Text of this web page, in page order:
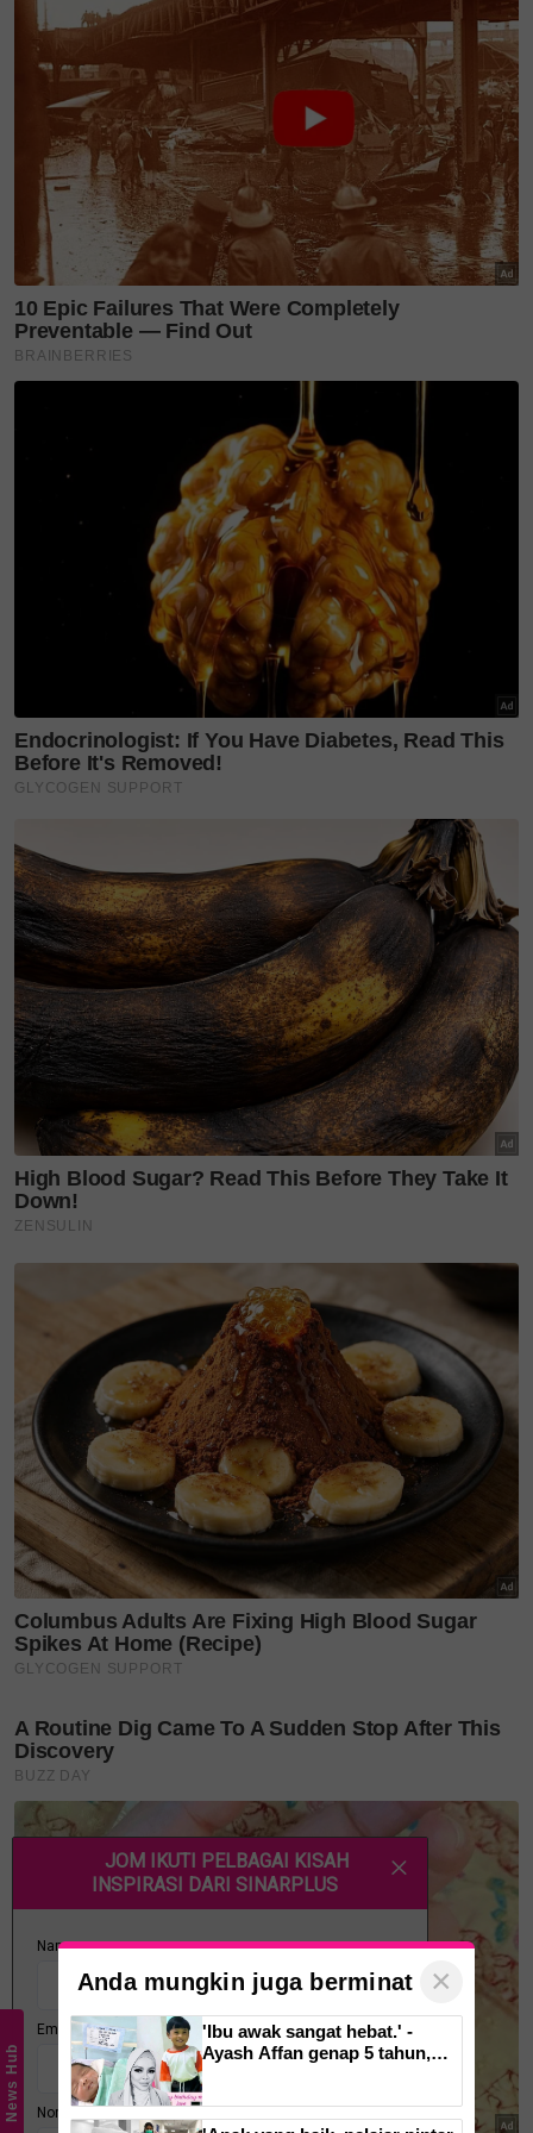
advanced stage kerana kebanyakan pesakit pada
peringkat awal tidak mengalami simptom yang
ketara.
Pada mulanya, mereka mungkin hanya berasa lebih
letih daripada biasa, tetapi ramai yang
menganggapnya perkara biasa. Ada juga yang
mengalami perubahan kecil dalam tabiat membuang
air besar.
Contohnya, seseorang yang biasanya lawas tiba-tiba
mengalami sembelit atau ciritbirit yang
Bagi sesetengah orang, mereka boleh membuang air
besar setiap hari, tetapi kadangkala coraknya
berubah. Contohnya, mereka mungkin mengalami
sembelit selama dua hingga tiga hari atau
merasakan sakit ketika membuang air besar.
Namun, kebanyakan mereka hanya menganggapnya
sebagai kesan stres atau keletihan kerja dan tidak
menyedari bahawa ini mungkin tanda awal kanser
kolon. Inilah sebabnya ramai pesakit tidak
menyedari mereka menghidap kanser sehingga ia
sudah berada pada tahap yang lebih serius.
Mereka tidak mempunyai kesedaran bahawa
perubahan ini sebenarnya adalah tanda-tanda yang
luar biasa dan memerlukan pemeriksaan lanjut oleh
doktor. Ujian yang biasa dilakukan jika kita
mengesyaki kanser kolon ialah kolonoskopi.
Sebenarnya, prosedur ini tidaklah menakutkan
seperti yang disangka. Ini kerana pesakit biasanya
diberikan ubat pelali untuk tidur seketika, jadi
mereka berasa selesa dan tidak terlalu sedar semasa
prosedur berlangsung.
KANSER kolon atau rektum biasanya bermula daripada polip,
iaitu pertumbuhan kecil pada dinding usus.
SOALAN 2
Dalam era perubatan terkini, sejauh mana rawatan
kanser kolon di Malaysia telah disesuaikan
mengikut keperluan individu?
JAWAPAN
Rawatan kanser kolon biasanya bergantung kepada
tahap kanser itu sendiri.
• Tahap satu dan dua
News Hub
Anda mungkin juga berminat ×
'Ibu awak sangat hebat.' -
Ayash Affan genap 5 tahun,